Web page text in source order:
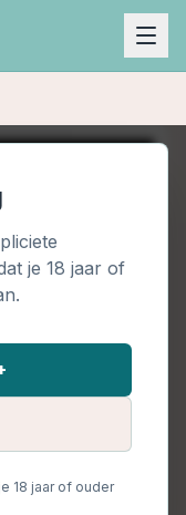
je 18 jaar of
18 jaar of ouder